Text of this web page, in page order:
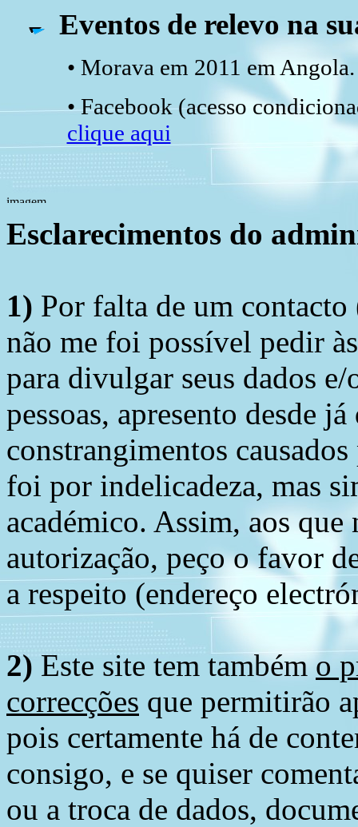
Eventos de relevo na
• Morava em 2011 em Angola.
• Facebook (acesso
clique aqui
Esclarecimentos do
1) Por falta de um
não me foi possível pedir
para divulgar seus dados
pessoas, apresento desde
constrangimentos
foi por indelicadeza, mas
académico. Assim, aos
autorização, peço o favor
a respeito (endereço
2) Este site tem tambémo
correcções que permitirão
pois certamente há de
consigo, e se quiser
ou a troca de dados,